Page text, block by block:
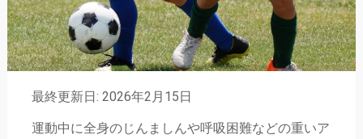
最終更新日: 2026年2月15日
運動中に全身のじんましんや呼吸困難などの重いア